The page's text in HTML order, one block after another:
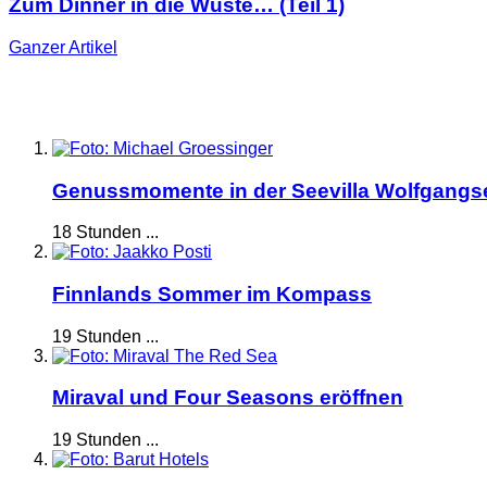
Zum Dinner in die Wüste… (Teil 1)
GanzerArtikel
Genussmomente in der Seevilla
18 Stunden ...
Finnlands Sommer im Kompass
19 Stunden ...
Miraval und Four Seasons eröffnen
19 Stunden ...